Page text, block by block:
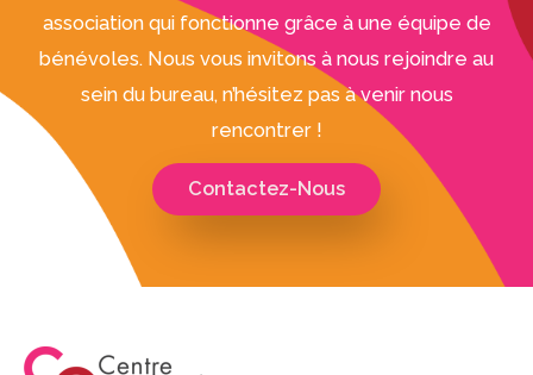
association qui fonctionne grâce à une équipe de
bénévoles. Nous vous invitons à nous rejoindre au
sein du bureau, n’hésitez pas à venir nous
rencontrer !
Contactez-Nous